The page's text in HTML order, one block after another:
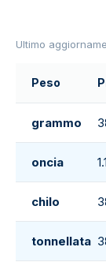
Ultimo
Peso
grammo
oncia
chilo
tonnellata